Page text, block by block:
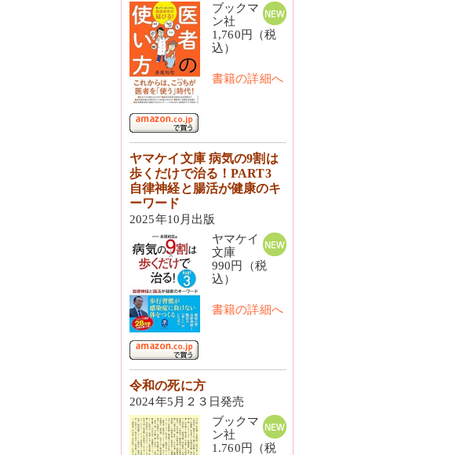
ブックマ
ン社
1,760円（税
込）
書籍の詳細へ
ヤマケイ文庫 病気の9割は
歩くだけで治る！PART3
自律神経と腸活が健康のキ
ーワード
2025年10月出版
ヤマケイ
文庫
990円（税
込）
書籍の詳細へ
令和の死に方
2024年5月２３日発売
ブックマ
ン社
1.760円（税